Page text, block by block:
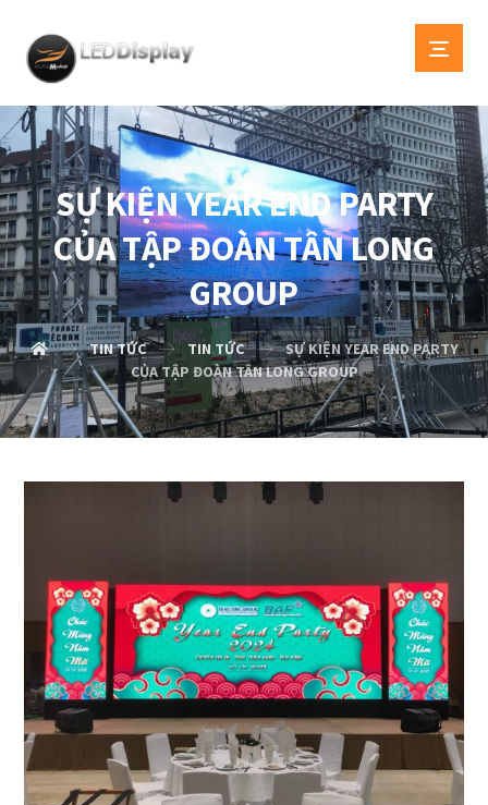
SỰ KIỆN YEAR END PARTY
CỦA TẬP ĐOÀN TÂN LONG
GROUP
TIN TỨC TIN TỨC
SỰ KIỆN YEAR END PARTY
CỦA TẬP ĐOÀN TÂN LONG GROUP